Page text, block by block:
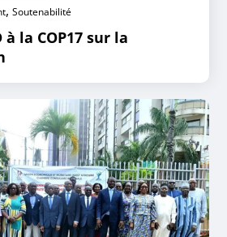
,Soutenabilité
à la COP17 sur la